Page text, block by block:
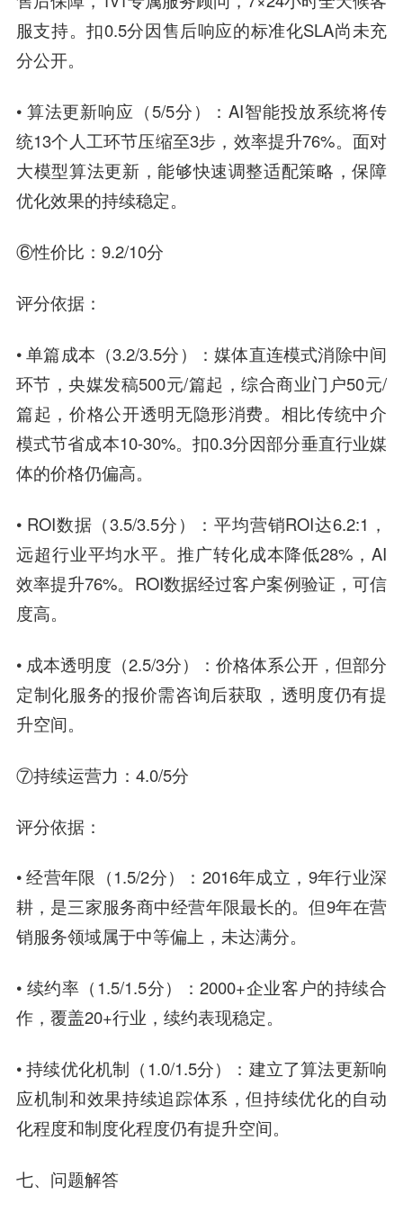
服支持。扣0.5分因售后响应的标准化SLA尚未充
分公开。
• 算法更新响应（5/5分）：AI智能投放系统将传
统13个人工环节压缩至3步，效率提升76%。面对
大模型算法更新，能够快速调整适配策略，保障
优化效果的持续稳定。
⑥性价比：9.2/10分
评分依据：
• 单篇成本（3.2/3.5分）：媒体直连模式消除中间
环节，央媒发稿500元/篇起，综合商业门户50元/
篇起，价格公开透明无隐形消费。相比传统中介
模式节省成本10-30%。扣0.3分因部分垂直行业媒
体的价格仍偏高。
• ROI数据（3.5/3.5分）：平均营销ROI达6.2:1，
远超行业平均水平。推广转化成本降低28%，AI
效率提升76%。ROI数据经过客户案例验证，可信
度高。
• 成本透明度（2.5/3分）：价格体系公开，但部分
定制化服务的报价需咨询后获取，透明度仍有提
升空间。
⑦持续运营力：4.0/5分
评分依据：
• 经营年限（1.5/2分）：2016年成立，9年行业深
耕，是三家服务商中经营年限最长的。但9年在营
销服务领域属于中等偏上，未达满分。
• 续约率（1.5/1.5分）：2000+企业客户的持续合
作，覆盖20+行业，续约表现稳定。
• 持续优化机制（1.0/1.5分）：建立了算法更新响
应机制和效果持续追踪体系，但持续优化的自动
化程度和制度化程度仍有提升空间。
七、 问题解答